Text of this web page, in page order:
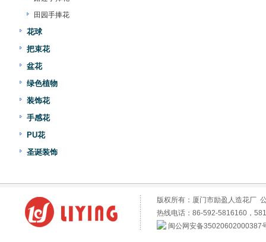
田园手捧花
花球
把束花
盆花
绿色植物
装饰花
手感花
PU花
圣诞装饰
版权所有：厦门市励盈人造花厂
热线电话：86-592-5816160，
闽公网安备35020602000387